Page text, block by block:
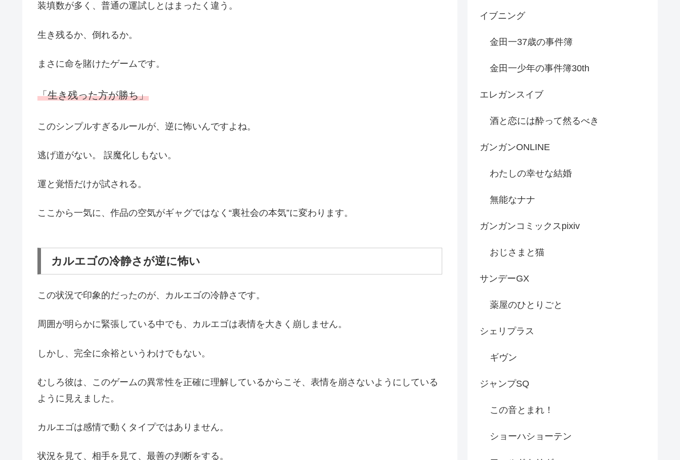
装填数が多く、普通の運試しとはまったく違う。
生き残るか、倒れるか。
まさに命を賭けたゲームです。
「生き残った方が勝ち」
このシンプルすぎるルールが、逆に怖いんですよね。
逃げ道がない。 誤魔化しもない。
運と覚悟だけが試される。
ここから一気に、作品の空気がギャグではなく“裏社会の本気”に変わります。
カルエゴの冷静さが逆に怖い
この状況で印象的だったのが、カルエゴの冷静さです。
周囲が明らかに緊張している中でも、カルエゴは表情を大きく崩しません。
しかし、完全に余裕というわけでもない。
むしろ彼は、このゲームの異常性を正確に理解しているからこそ、表情を崩さないようにしている
ように見えました。
カルエゴは感情で動くタイプではありません。
状況を見て、相手を見て、最善の判断をする。
イブニング
金田一37歳の事件簿
金田一少年の事件簿30th
エレガンスイブ
酒と恋には酔って然るべき
ガンガンONLINE
わたしの幸せな結婚
無能なナナ
ガンガンコミックスpixiv
おじさまと猫
サンデーGX
薬屋のひとりごと
シェリプラス
ギヴン
ジャンプSQ
この音とまれ！
ショーハショーテン